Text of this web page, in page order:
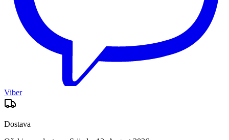
Viber
Dostava